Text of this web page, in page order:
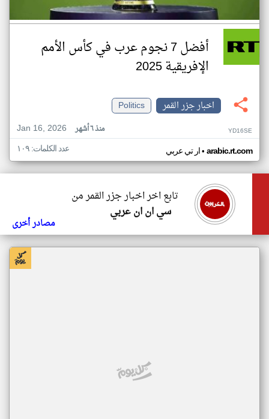
أفضل 7 نجوم عرب في كأس الأمم
الإفريقية 2025
اخبار جزر القمر
Politics
Jan 16, 2026
منذ ٦ أشهر YD16SE
ار تي عربي• arabic.rt.com عدد الكلمات: ١٠٩
تابع اخر اخبار جزر القمر من
سي ان ان عربي
مصادر أخرى